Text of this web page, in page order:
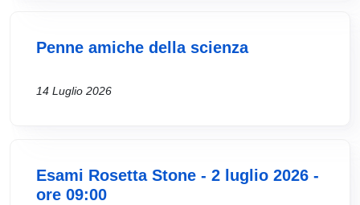
Penne amiche della scienza
14 Luglio 2026
Esami Rosetta Stone - 2 luglio 2026 -
ore 09:00